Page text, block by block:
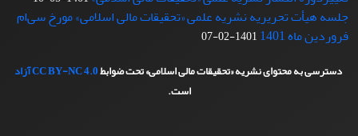
جلسه هیأت تحریریه نشریه علمی «تحقیقات مالی اسلامی» مورخ سی‌ام
فروردین ماه 1401
1401-02-07
دسترسی به محتوای نشریه «تحقیقات مالی اسلامی» تحت ضوابطCC BY-NC 4.0آزاد
است.